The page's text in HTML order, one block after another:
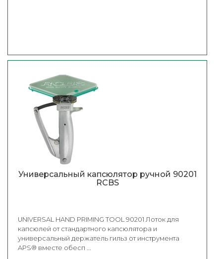
Универсальный капсюлятор ручной 90201
RCBS
UNIVERSAL HAND PRIMING TOOL 90201 Лоток для
капсюлей от стандартного капсюлятора и
универсальный держатель гильз от инструмента
APS® вместе обесп ...